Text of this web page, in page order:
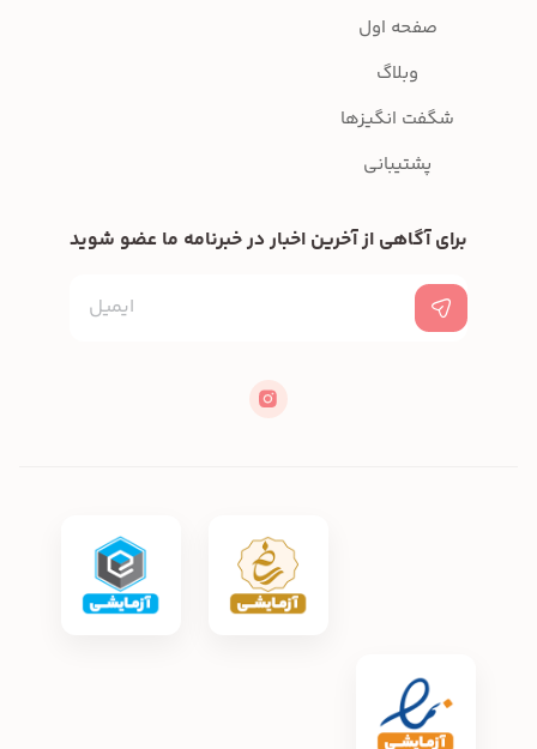
صفحه اول
وبلاگ
شگفت انگیزها
پشتیبانی
برای آگاهی از آخرین اخبار در خبرنامه ما عضو شوید